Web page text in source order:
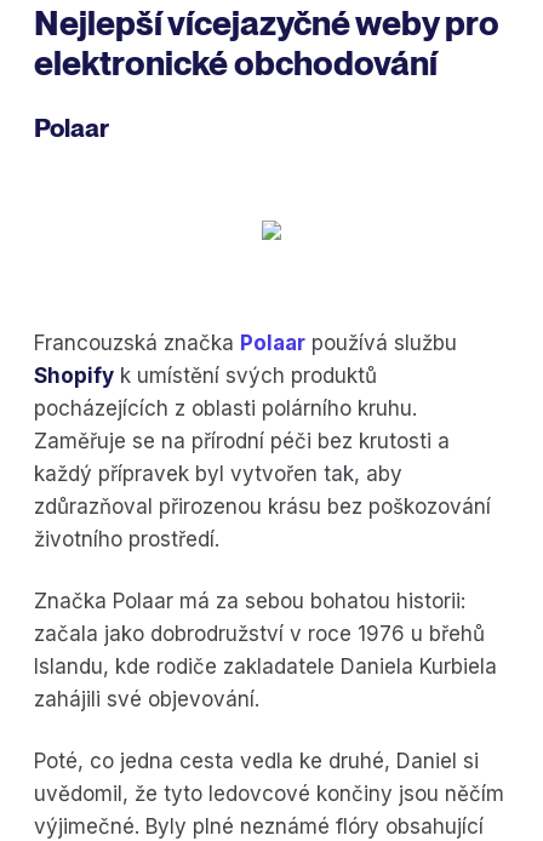
Nejlepší vícejazyčné weby pro
elektronické obchodování
Polaar
Francouzská značka Polaar používá službu
Shopify k umístění svých produktů
pocházejících z oblasti polárního kruhu.
Zaměřuje se na přírodní péči bez krutosti a
každý přípravek byl vytvořen tak, aby
zdůrazňoval přirozenou krásu bez poškozování
životního prostředí.
Značka Polaar má za sebou bohatou historii:
začala jako dobrodružství v roce 1976 u břehů
Islandu, kde rodiče zakladatele Daniela Kurbiela
zahájili své objevování.
Poté, co jedna cesta vedla ke druhé, Daniel si
uvědomil, že tyto ledovcové končiny jsou něčím
výjimečné. Byly plné neznámé flóry obsahující